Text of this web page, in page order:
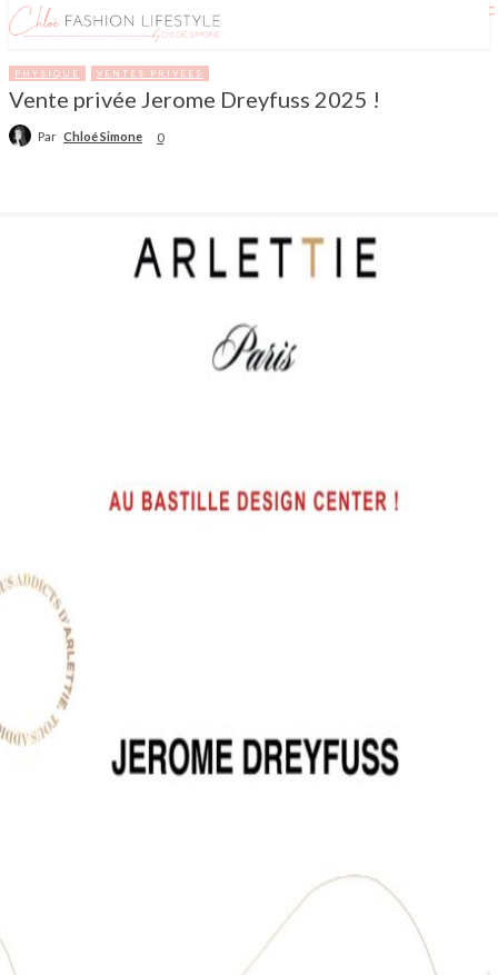
PHYSIQUE VENTES PRIVÉES
Vente privée Jerome Dreyfuss 2025 !
Par Chloé Simone 0